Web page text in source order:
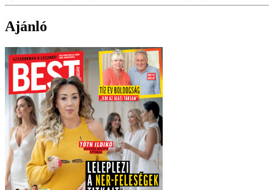
Ajánló